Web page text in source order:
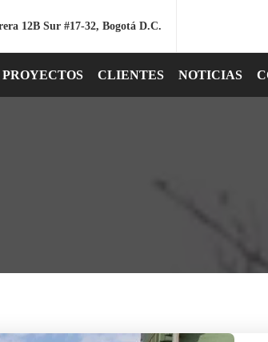
12B Sur #17-32, Bogotá D.C.
PROYECTOS CLIENTES NOTICIAS